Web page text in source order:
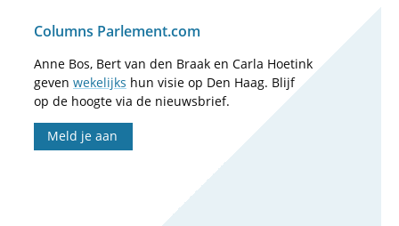
Columns Parlement.com
Anne Bos, Bert van den Braak en Carla Hoetink
geven wekelijks hun visie op Den Haag. Blijf
op de hoogte via de nieuwsbrief.
Meld je aan